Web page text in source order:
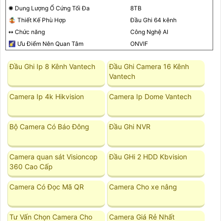
✺ Dung Lượng Ổ Cứng Tối Đa
8TB
🤹 Thiết Kế Phù Hợp
Đầu Ghi 64 kênh
↭ Chức năng
Công Nghệ AI
🌠 Ưu Điểm Nên Quan Tâm
ONVIF
Đầu Ghi Ip 8 Kênh Vantech
Đầu Ghi Camera 16 Kênh
Vantech
Camera Ip 4k Hikvision Camera Ip Dome Vantech
Bộ Camera Có Báo Đông Đầu Ghi NVR
Camera quan sát Visioncop
360 Cao Cấp
Đầu GHi 2 HDD Kbvision
Camera Có Đọc Mã QR Camera Cho xe nâng
Tư Vấn Chọn Camera Cho Camera Giá Rẻ Nhất